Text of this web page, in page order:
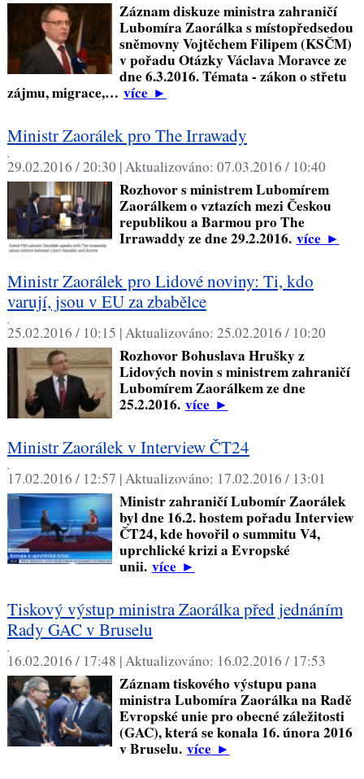
Záznam diskuze ministra zahraničí
Lubomíra Zaorálka s místopředsedou
sněmovny Vojtěchem Filipem (KSČM)
v pořadu Otázky Václava Moravce ze
dne 6.3.2016. Témata - zákon o střetu
zájmu, migrace,… více►
Ministr Zaorálek pro The Irrawady
,
29.02.2016 / 20:30 |Aktualizováno: 07.03.2016 / 10:40
Rozhovor s ministrem Lubomírem
Zaorálkem o vztazích mezi Českou
republikou a Barmou pro The
Irrawaddy ze dne 29.2.2016. více►
Ministr Zaorálek pro Lidové noviny: Ti, kdo
varují, jsou v EU za zbabělce
25.02.2016 / 10:15 | Aktualizováno: 25.02.2016 / 10:20
Rozhovor Bohuslava Hrušky z
Lidových novin s ministrem zahraničí
Lubomírem Zaorálkem ze dne
25.2.2016. více►
Ministr Zaorálek v Interview ČT24
17.02.2016 / 12:57 | Aktualizováno: 17.02.2016 / 13:01
Ministr zahraničí Lubomír Zaorálek
byl dne 16.2. hostem pořadu Interview
ČT24, kde hovořil o summitu V4,
uprchlické krizi a Evropské
unii. více►
Tiskový výstup ministra Zaorálka před jednáním
Rady GAC v Bruselu
16.02.2016 / 17:48 | Aktualizováno: 16.02.2016 / 17:53
Záznam tiskového výstupu pana
ministra Lubomíra Zaorálka na Radě
Evropské unie pro obecné záležitosti
(GAC), která se konala 16. února 2016
v Bruselu. více►